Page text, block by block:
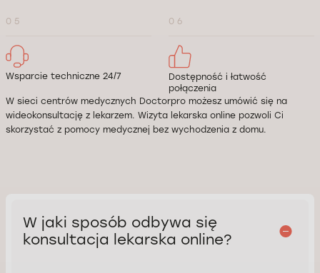
0 5
Wsparcie techniczne 24/7
0 6
Dostępność i łatwość
połączenia
W sieci centrów medycznych Doctorpro możesz umówić się na
wideokonsultację z lekarzem. Wizyta lekarska online pozwoli Ci
skorzystać z pomocy medycznej bez wychodzenia z domu.
W jaki sposób odbywa się
konsultacja lekarska online?